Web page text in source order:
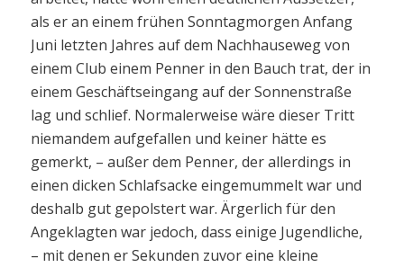
als er an einem frühen Sonntagmorgen Anfang
Juni letzten Jahres auf dem Nachhauseweg von
einem Club einem Penner in den Bauch trat, der in
einem Geschäftseingang auf der Sonnenstraße
lag und schlief. Normalerweise wäre dieser Tritt
niemandem aufgefallen und keiner hätte es
gemerkt, – außer dem Penner, der allerdings in
einen dicken Schlafsacke eingemummelt war und
deshalb gut gepolstert war. Ärgerlich für den
Angeklagten war jedoch, dass einige Jugendliche,
– mit denen er Sekunden zuvor eine kleine